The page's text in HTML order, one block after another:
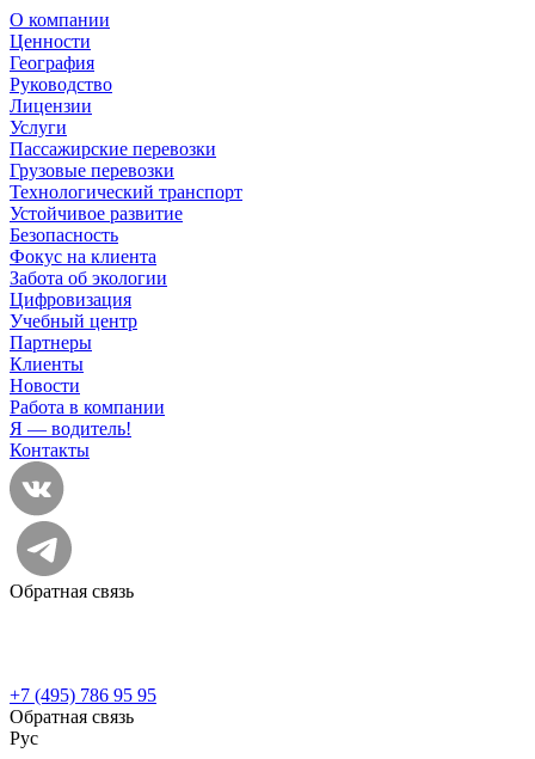
О компании
Ценности
География
Руководство
Лицензии
Услуги
Пассажирские перевозки
Грузовые перевозки
Технологический транспорт
Устойчивое развитие
Безопасность
Фокус на клиента
Забота об экологии
Цифровизация
Учебный центр
Партнеры
Клиенты
Новости
Работа в компании
Я — водитель!
Контакты
Обратная связь
+7 (495) 786 95 95
Обратная связь
Рус